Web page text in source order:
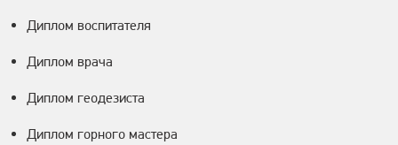
Диплом воспитателя
Диплом врача
Диплом геодезиста
Диплом горного мастера